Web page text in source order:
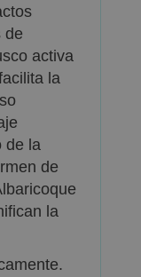
de
activa
la
de la
de
la